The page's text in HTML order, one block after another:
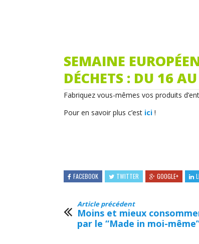
SEMAINE
DÉCHETS : DU 16
Fabriquez vous-mêmes vos produits
Pour en savoir plus c’est ici !
FACEBOOK TWITTER GOOGLE+
Article précédent
Moins et mieux
par le “Made in moi-